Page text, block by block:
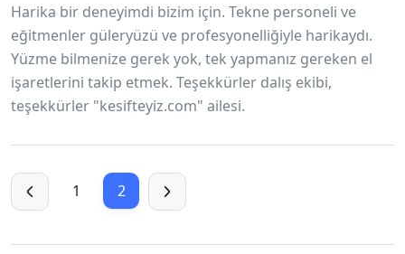
Harika bir deneyimdi bizim için. Tekne personeli ve
eğitmenler güleryüzü ve profesyonelliğiyle harikaydı.
Yüzme bilmenize gerek yok, tek yapmanız gereken el
işaretlerini takip etmek. Teşekkürler dalış ekibi,
teşekkürler "kesifteyiz.com" ailesi.
1 2